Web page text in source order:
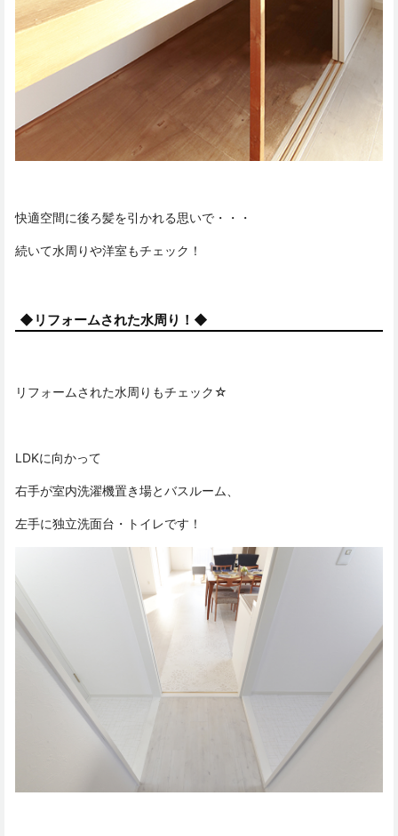
快適空間に後ろ髪を引かれる思いで・・・
続いて水周りや洋室もチェック！
◆リフォームされた水周り！◆
リフォームされた水周りもチェック☆
LDKに向かって
右手が室内洗濯機置き場とバスルーム、
左手に独立洗面台・トイレです！